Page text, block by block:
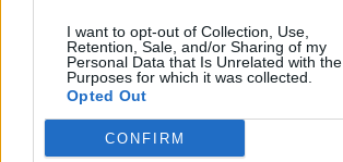
I want to opt-out of Collection, Use,
Retention, Sale, and/or Sharing of my
Personal Data that Is Unrelated with the
Purposes for which it was collected.
Opted Out
CONFIRM
In evidenza